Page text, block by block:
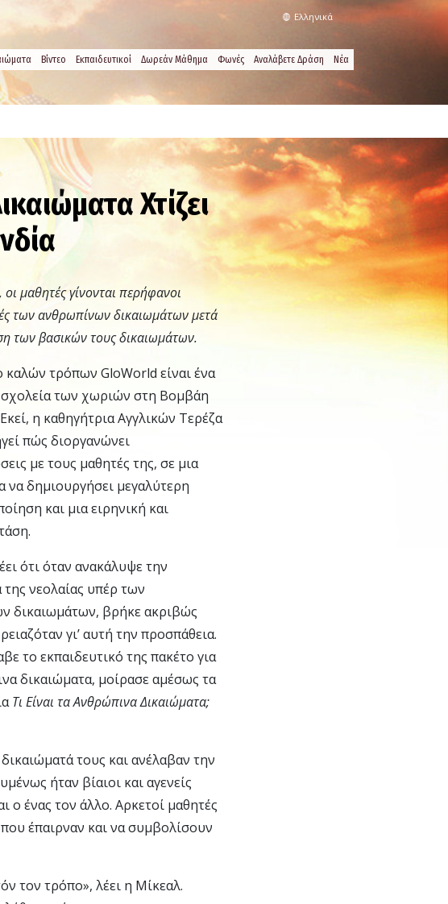
Ελληνικά
Βίντεο Εκπαιδευτικοί Δωρεάν Μάθημα Φωνές Αναλάβετε Δράση Νέα
Χτίζει
μαθητές γίνονται περήφανοι
των ανθρωπίνων δικαιωμάτων μετά
των βασικών τους δικαιωμάτων.
καλών τρόπων GloWorld είναι ένα
των χωριών στη Βομβάη
Εκεί, η καθηγήτρια Αγγλικών Τερέζα
πώς διοργανώνει
με τους μαθητές της, σε μια
να δημιουργήσει μεγαλύτερη
και μια ειρηνική και
ότι όταν ανακάλυψε την
της νεολαίας υπέρ των
δικαιωμάτων, βρήκε ακριβώς
γι’ αυτή την προσπάθεια.
το εκπαιδευτικό της πακέτο για
δικαιώματα, μοίρασε αμέσως τα
Τι Είναι τα Ανθρώπινα Δικαιώματα;
τους και ανέλαβαν την
ήταν βίαιοι και αγενείς
ο ένας τον άλλο. Αρκετοί μαθητές
έπαιρναν και να συμβολίσουν
τον τρόπο», λέει η Μίκεαλ.